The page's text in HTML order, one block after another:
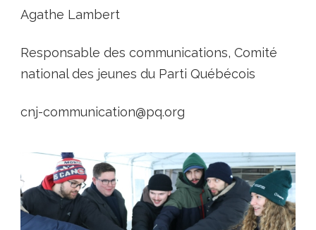
Agathe Lambert
Responsable des communications, Comité
national des jeunes du Parti Québécois
cnj-communication@pq.org